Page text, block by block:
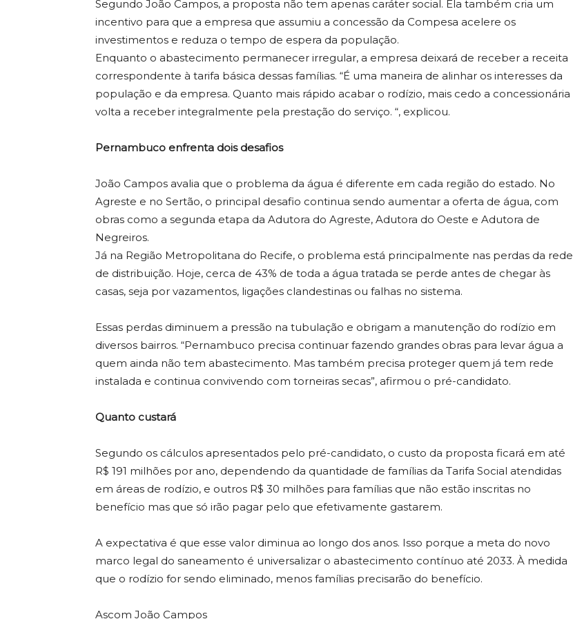
Segundo João Campos, a proposta não tem apenas caráter social. Ela também cria um
incentivo para que a empresa que assumiu a concessão da Compesa acelere os
investimentos e reduza o tempo de espera da população.
Enquanto o abastecimento permanecer irregular, a empresa deixará de receber a receita
correspondente à tarifa básica dessas famílias. “É uma maneira de alinhar os interesses da
população e da empresa. Quanto mais rápido acabar o rodízio, mais cedo a concessionária
volta a receber integralmente pela prestação do serviço. “, explicou.
Pernambuco enfrenta dois desafios
João Campos avalia que o problema da água é diferente em cada região do estado. No
Agreste e no Sertão, o principal desafio continua sendo aumentar a oferta de água, com
obras como a segunda etapa da Adutora do Agreste, Adutora do Oeste e Adutora de
Negreiros.
Já na Região Metropolitana do Recife, o problema está principalmente nas perdas da rede
de distribuição. Hoje, cerca de 43% de toda a água tratada se perde antes de chegar às
casas, seja por vazamentos, ligações clandestinas ou falhas no sistema.
Essas perdas diminuem a pressão na tubulação e obrigam a manutenção do rodízio em
diversos bairros. “Pernambuco precisa continuar fazendo grandes obras para levar água a
quem ainda não tem abastecimento. Mas também precisa proteger quem já tem rede
instalada e continua convivendo com torneiras secas”, afirmou o pré-candidato.
Quanto custará
Segundo os cálculos apresentados pelo pré-candidato, o custo da proposta ficará em até
R$ 191 milhões por ano, dependendo da quantidade de famílias da Tarifa Social atendidas
em áreas de rodízio, e outros R$ 30 milhões para famílias que não estão inscritas no
benefício mas que só irão pagar pelo que efetivamente gastarem.
A expectativa é que esse valor diminua ao longo dos anos. Isso porque a meta do novo
marco legal do saneamento é universalizar o abastecimento contínuo até 2033. À medida
que o rodízio for sendo eliminado, menos famílias precisarão do benefício.
Ascom João Campos